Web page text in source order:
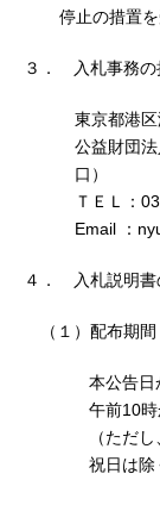
停止の措置
３． 入札事務の
東京都港
公益財団
口）
ＴＥＬ：
Email ：
４． 入札説明書
（１）配布期間
本公告日
午前10
（ただ
祝日は除